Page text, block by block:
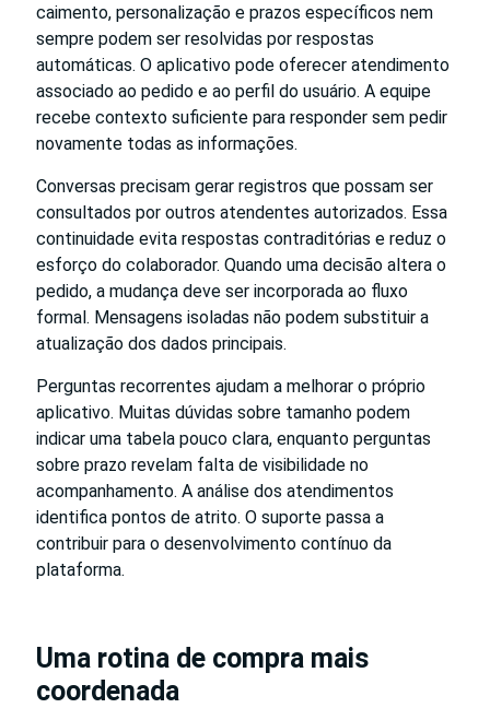
caimento, personalização e prazos específicos nem
sempre podem ser resolvidas por respostas
automáticas. O aplicativo pode oferecer atendimento
associado ao pedido e ao perfil do usuário. A equipe
recebe contexto suficiente para responder sem pedir
novamente todas as informações.
Conversas precisam gerar registros que possam ser
consultados por outros atendentes autorizados. Essa
continuidade evita respostas contraditórias e reduz o
esforço do colaborador. Quando uma decisão altera o
pedido, a mudança deve ser incorporada ao fluxo
formal. Mensagens isoladas não podem substituir a
atualização dos dados principais.
Perguntas recorrentes ajudam a melhorar o próprio
aplicativo. Muitas dúvidas sobre tamanho podem
indicar uma tabela pouco clara, enquanto perguntas
sobre prazo revelam falta de visibilidade no
acompanhamento. A análise dos atendimentos
identifica pontos de atrito. O suporte passa a
contribuir para o desenvolvimento contínuo da
plataforma.
Uma rotina de compra mais
coordenada